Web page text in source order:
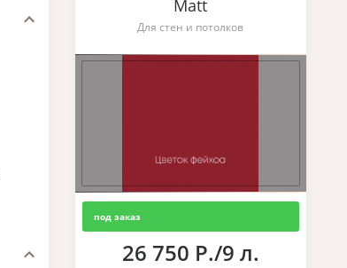
Matt
Для стен и потолков
под заказ
26 750 Р./9 л.